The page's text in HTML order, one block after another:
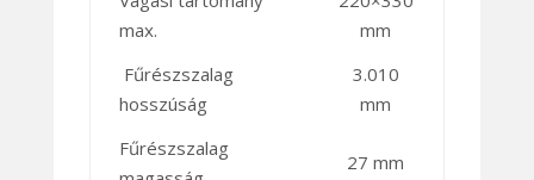
max.
mm
Fűrészszalag
hosszúság
3.010
mm
Fűrészszalag
27 mm